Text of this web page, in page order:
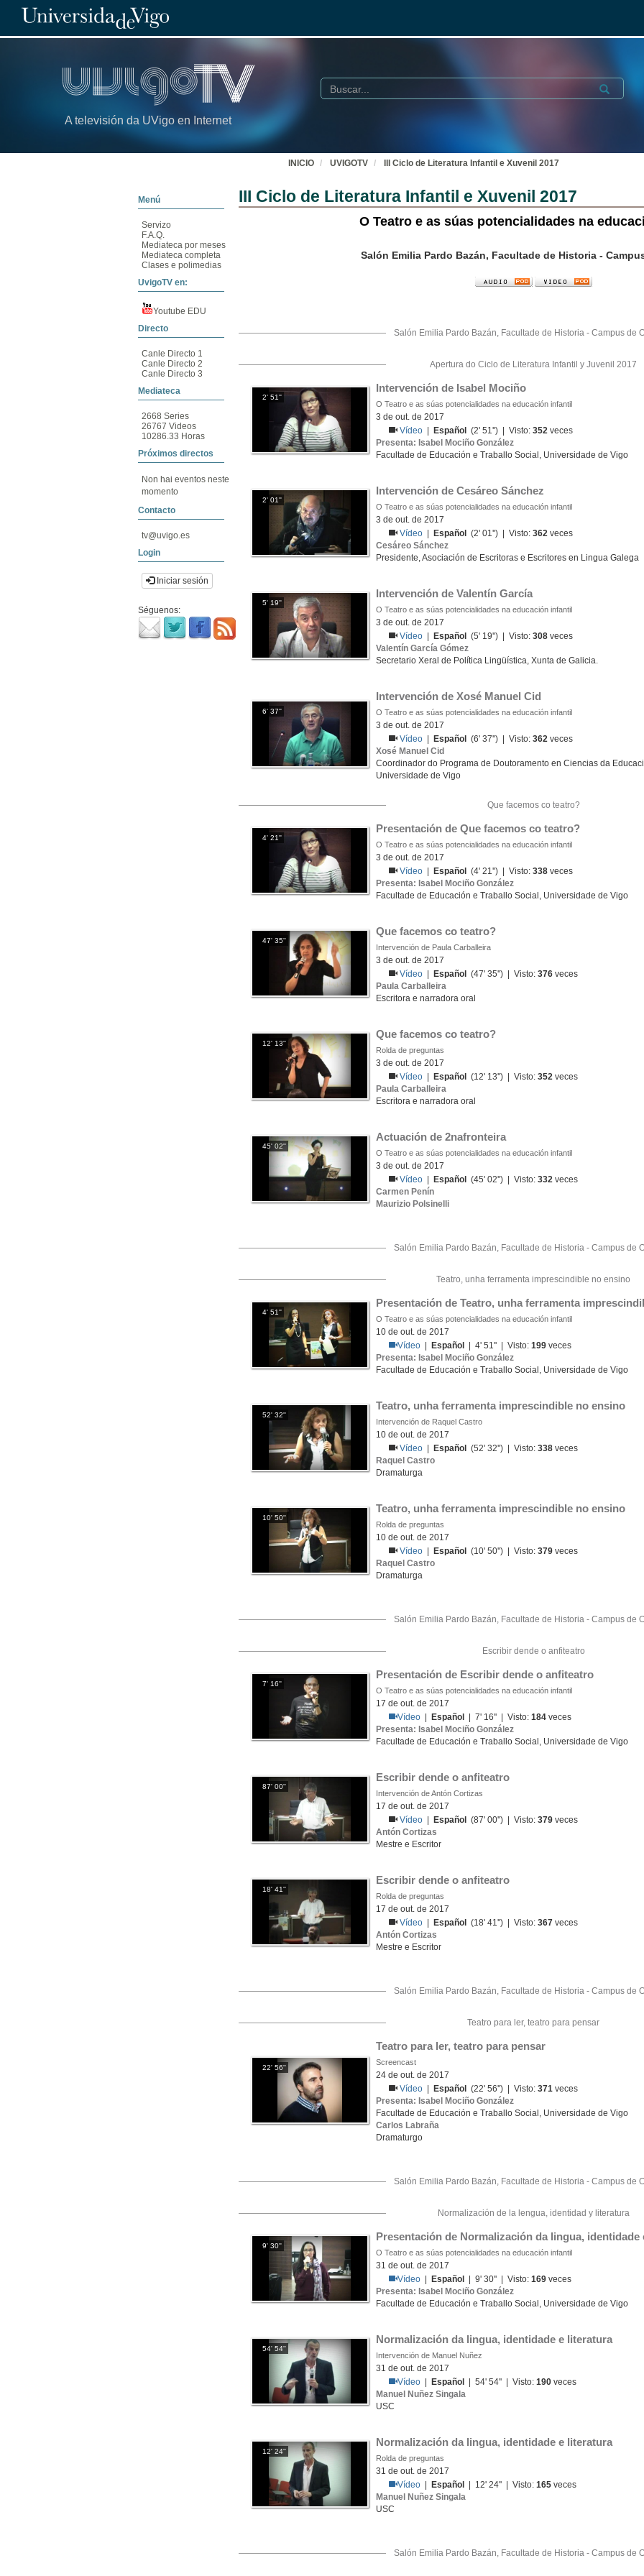
A televisión da UVigo en Internet
Buscar Submit
INICIO UVIGOTV III Ciclo de Literatura Infantil e Xuvenil 2017
Menú
Servizo
F.A.Q.
Mediateca por meses
Mediateca completa
Clases e polimedias
UvigoTV en:
Youtube EDU
Directo
Canle Directo 1
Canle Directo 2
Canle Directo 3
Mediateca
2668 Series
26767 Videos
10286.33 Horas
Próximos directos
Non hai eventos neste
momento
Contacto
tv@uvigo.es
Login
Iniciar sesión
Séguenos:
III Ciclo de Literatura Infantil e Xuvenil 2017
O Teatro e as súas potencialidades na
Salón Emilia Pardo Bazán, Facultade de Historia -
Salón Emilia Pardo Bazán, Facultade de Historia - Campus de
Apertura do Ciclo de Literatura Infantil y Juvenil 2017
2' 51''
Intervención de Isabel Mociño
O Teatro e as súas potencialidades na educación infantil
3 de out. de 2017
Vídeo
Español (2' 51'') | Visto:352 veces
Presenta: Isabel Mociño González
Facultade de Educación e Traballo Social, Universidade de Vigo
2' 01''
Intervención de Cesáreo Sánchez
O Teatro e as súas potencialidades na educación infantil
3 de out. de 2017
Vídeo
Español (2' 01'') | Visto:362 veces
Cesáreo Sánchez
Presidente, Asociación de Escritoras e Escritores en Lingua Galega
5' 19''
Intervención de Valentín García
O Teatro e as súas potencialidades na educación infantil
3 de out. de 2017
Vídeo
Español (5' 19'') | Visto:308 veces
Valentín García Gómez
Secretario Xeral de Política Lingüística, Xunta de Galicia.
6' 37''
Intervención de Xosé Manuel Cid
O Teatro e as súas potencialidades na educación infantil
3 de out. de 2017
Vídeo
Español (6' 37'') | Visto:362 veces
Xosé Manuel Cid
Coordinador do Programa de Doutoramento en Ciencias da
Universidade de Vigo
Que facemos co teatro?
4' 21''
Presentación de Que facemos co teatro?
O Teatro e as súas potencialidades na educación infantil
3 de out. de 2017
Vídeo
Español (4' 21'') | Visto:338 veces
Presenta: Isabel Mociño González
Facultade de Educación e Traballo Social, Universidade de Vigo
47' 35''
Que facemos co teatro?
Intervención de Paula Carballeira
3 de out. de 2017
Vídeo
Español (47' 35'') | Visto:376 veces
Paula Carballeira
Escritora e narradora oral
12' 13''
Que facemos co teatro?
Rolda de preguntas
3 de out. de 2017
Vídeo
Español (12' 13'') | Visto:352 veces
Paula Carballeira
Escritora e narradora oral
45' 02''
Actuación de 2nafronteira
O Teatro e as súas potencialidades na educación infantil
3 de out. de 2017
Vídeo
Español (45' 02'') | Visto:332 veces
Carmen Penín
Maurizio Polsinelli
Salón Emilia Pardo Bazán, Facultade de Historia - Campus de
Teatro, unha ferramenta imprescindible no ensino
4' 51''
Presentación de Teatro, unha ferramenta
O Teatro e as súas potencialidades na educación infantil
10 de out. de 2017
Vídeo
Español | 4' 51'' | Visto:199 veces
Presenta: Isabel Mociño González
Facultade de Educación e Traballo Social, Universidade de Vigo
52' 32''
Teatro, unha ferramenta imprescindible no ensino
Intervención de Raquel Castro
10 de out. de 2017
Vídeo
Español (52' 32'') | Visto:338 veces
Raquel Castro
Dramaturga
10' 50''
Teatro, unha ferramenta imprescindible no ensino
Rolda de preguntas
10 de out. de 2017
Vídeo
Español (10' 50'') | Visto:379 veces
Raquel Castro
Dramaturga
Salón Emilia Pardo Bazán, Facultade de Historia - Campus de
Escribir dende o anfiteatro
7' 16''
Presentación de Escribir dende o anfiteatro
O Teatro e as súas potencialidades na educación infantil
17 de out. de 2017
Vídeo
Español | 7' 16'' | Visto:184 veces
Presenta: Isabel Mociño González
Facultade de Educación e Traballo Social, Universidade de Vigo
87' 00''
Escribir dende o anfiteatro
Intervención de Antón Cortizas
17 de out. de 2017
Vídeo
Español (87' 00'') | Visto:379 veces
Antón Cortizas
Mestre e Escritor
18' 41''
Escribir dende o anfiteatro
Rolda de preguntas
17 de out. de 2017
Vídeo
Español (18' 41'') | Visto:367 veces
Antón Cortizas
Mestre e Escritor
Salón Emilia Pardo Bazán, Facultade de Historia - Campus de
Teatro para ler, teatro para pensar
22' 56''
Teatro para ler, teatro para pensar
Screencast
24 de out. de 2017
Vídeo
Español (22' 56'') | Visto:371 veces
Presenta: Isabel Mociño González
Facultade de Educación e Traballo Social, Universidade de Vigo
Carlos Labraña
Dramaturgo
Salón Emilia Pardo Bazán, Facultade de Historia - Campus de
Normalización de la lengua, identidad y literatura
9' 30''
Presentación de Normalización da lingua, identidade
O Teatro e as súas potencialidades na educación infantil
31 de out. de 2017
Vídeo
Español | 9' 30'' | Visto:169 veces
Presenta: Isabel Mociño González
Facultade de Educación e Traballo Social, Universidade de Vigo
54' 54''
Normalización da lingua, identidade e literatura
Intervención de Manuel Nuñez
31 de out. de 2017
Vídeo
Español | 54' 54'' | Visto:190 veces
Manuel Nuñez Singala
USC
12' 24''
Normalización da lingua, identidade e literatura
Rolda de preguntas
31 de out. de 2017
Vídeo
Español | 12' 24'' | Visto:165 veces
Manuel Nuñez Singala
USC
Salón Emilia Pardo Bazán, Facultade de Historia - Campus de